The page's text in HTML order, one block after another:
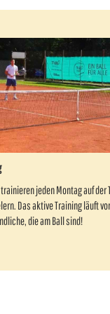
jeden Montag auf
Das aktive Training läuft
die am Ball sind!